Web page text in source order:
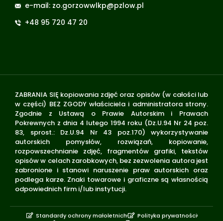
e-mail: zo.gorzowwlkp@pzlow.pl
+48 95 720 47 20
ZABRANIA SIĘ kopiowania zdjęć oraz opisów (w całości lub
w części) BEZ ZGODY właściciela i administratora strony.
Zgodnie z Ustawą o Prawie Autorskim i Prawach
Pokrewnych z dnia 4 lutego 1994 roku (Dz.U.94 Nr 24 poz.
83, sprost.: Dz.U.94 Nr 43 poz.170) wykorzystywanie
autorskich pomysłów, rozwiązań, kopiowanie,
rozpowszechnianie zdjęć, fragmentów grafiki, tekstów
opisów w celach zarobkowych, bez zezwolenia autora jest
zabronione i stanowi naruszenie praw autorskich oraz
podlega karze. Znaki towarowe i graficzne są własnością
odpowiednich firm i/lub instytucji.
Standardy ochrony małoletnich
Polityka prywatności